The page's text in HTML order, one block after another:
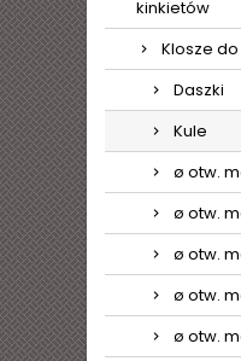
kinkietów
Klosze
Daszki
Kule
ø otw.
ø otw.
ø otw.
ø otw.
ø otw.